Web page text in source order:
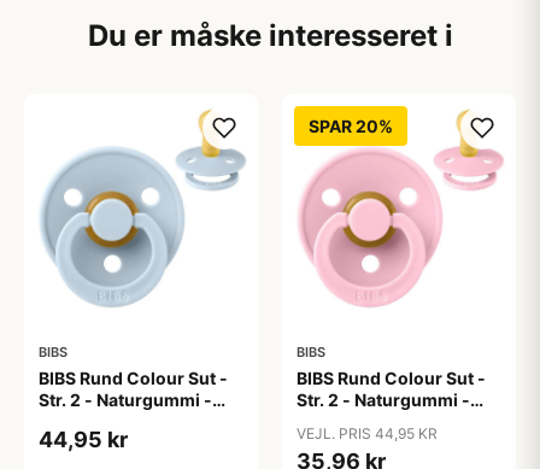
Du er måske interesseret i
BIBS
BIBS Rund Colour Sut -
Str. 2 - Naturgummi -
44,95 kr
SPAR 20%
BIBS
BIBS Rund Colour Sut -
Str. 2 - Naturgummi -
VEJL. PRIS 44,95 KR
35,96 kr